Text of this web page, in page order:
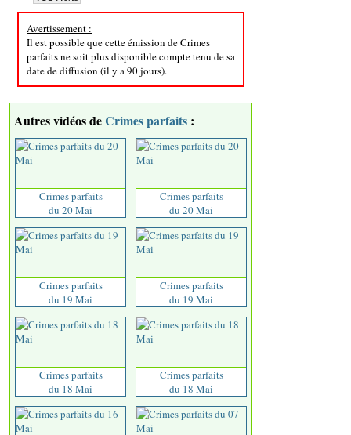
Avertissement :
Il est possible que cette émission de Crimes
parfaits ne soit plus disponible compte tenu de sa
date de diffusion (il y a 90 jours).
Autres vidéos deCrimes parfaits :
Crimes parfaits
du 20 Mai
Crimes parfaits
du 20 Mai
Crimes parfaits
du 19 Mai
Crimes parfaits
du 19 Mai
Crimes parfaits
du 18 Mai
Crimes parfaits
du 18 Mai